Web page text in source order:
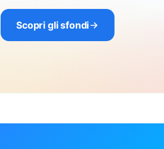
Scopri gli sfondi